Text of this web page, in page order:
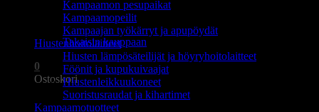
Ostoskori on tyhjä.
Takaisin kauppaan
0
Ostoskori
Kampaamon pesupaikat
Kampaamopeilit
Kampaajan työkärryt ja apupöydät
Hiustenhoitolaitteet
Hiusten lämpösäteilijät ja höyryhoitolaitteet
Föönit ja kupukuivaajat
Hiustenleikkuukoneet
Suoristusraudat ja kihartimet
Kampaamotuotteet